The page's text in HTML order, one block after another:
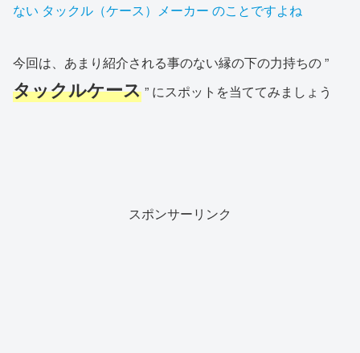
ない タックル（ケース）メーカー のことですよね
今回は、あまり紹介される事のない縁の下の力持ちの ”
タックルケース” にスポットを当ててみましょう
スポンサーリンク